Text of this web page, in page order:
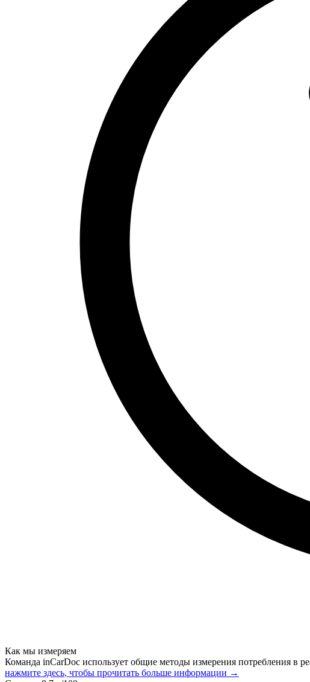
Как мы измеряем
Команда inCarDoc использует общие методы измерения потребления в
нажмите здесь, чтобы прочитать больше информации →